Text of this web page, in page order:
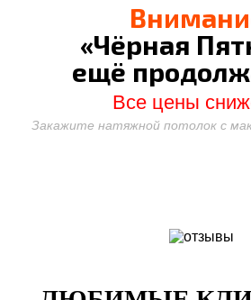
«Чёрная
ещё
Все цены
Закажите натяжной потолок с